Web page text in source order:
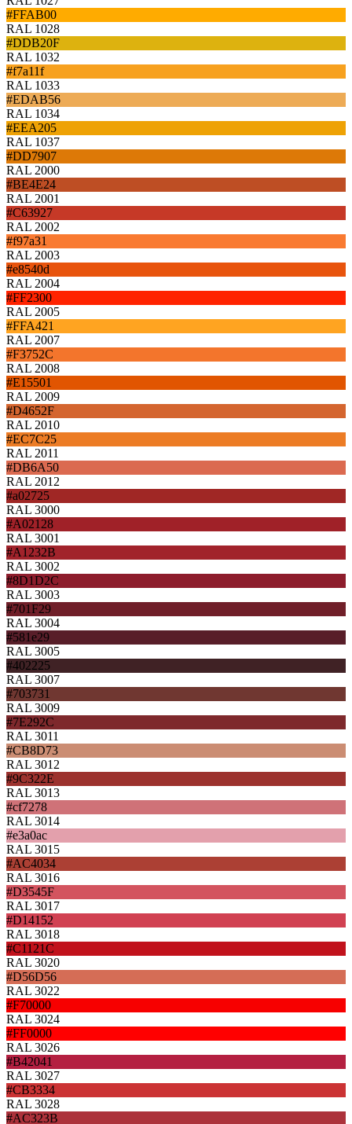
#FFAB00
RAL 1028
#DDB20F
RAL 1032
#f7a11f
RAL 1033
#EDAB56
RAL 1034
#EEA205
RAL 1037
#DD7907
RAL 2000
#BE4E24
RAL 2001
#C63927
RAL 2002
#f97a31
RAL 2003
#e8540d
RAL 2004
#FF2300
RAL 2005
#FFA421
RAL 2007
#F3752C
RAL 2008
#E15501
RAL 2009
#D4652F
RAL 2010
#EC7C25
RAL 2011
#DB6A50
RAL 2012
#a02725
RAL 3000
#A02128
RAL 3001
#A1232B
RAL 3002
#8D1D2C
RAL 3003
#701F29
RAL 3004
#581e29
RAL 3005
#402225
RAL 3007
#703731
RAL 3009
#7E292C
RAL 3011
#CB8D73
RAL 3012
#9C322E
RAL 3013
#cf7278
RAL 3014
#e3a0ac
RAL 3015
#AC4034
RAL 3016
#D3545F
RAL 3017
#D14152
RAL 3018
#C1121C
RAL 3020
#D56D56
RAL 3022
#F70000
RAL 3024
#FF0000
RAL 3026
#B42041
RAL 3027
#CB3334
RAL 3028
#AC323B